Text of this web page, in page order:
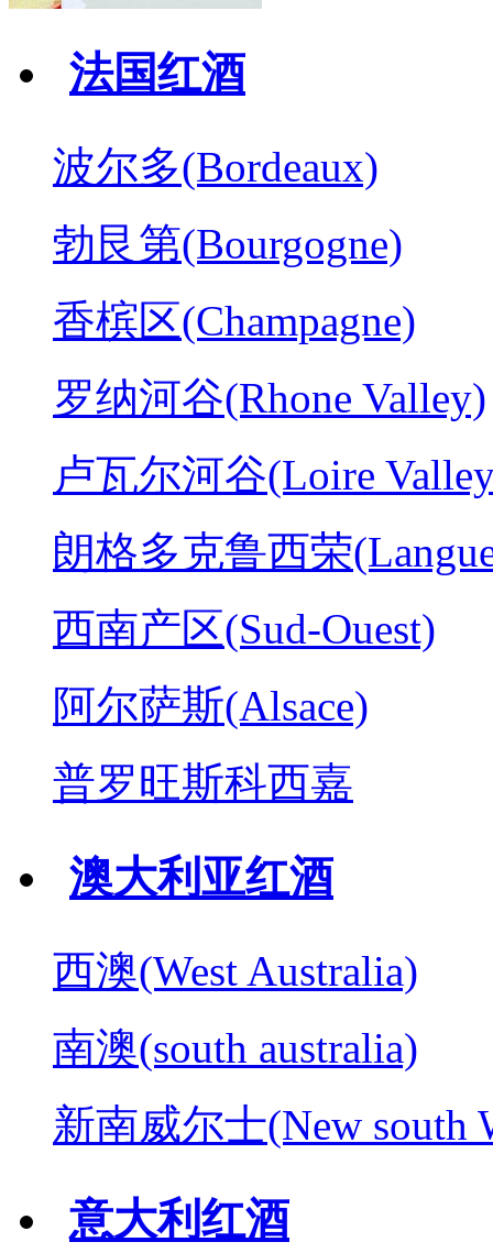
法国红酒
波尔多(Bordeaux)
勃艮第(Bourgogne)
香槟区(Champagne)
罗纳河谷(Rhone Valley)
卢瓦尔河谷(Loire
朗格多克鲁西荣
西南产区(Sud-Ouest)
阿尔萨斯(Alsace)
普罗旺斯科西嘉
澳大利亚红酒
西澳(West Australia)
南澳(south australia)
新南威尔士(New south
意大利红酒